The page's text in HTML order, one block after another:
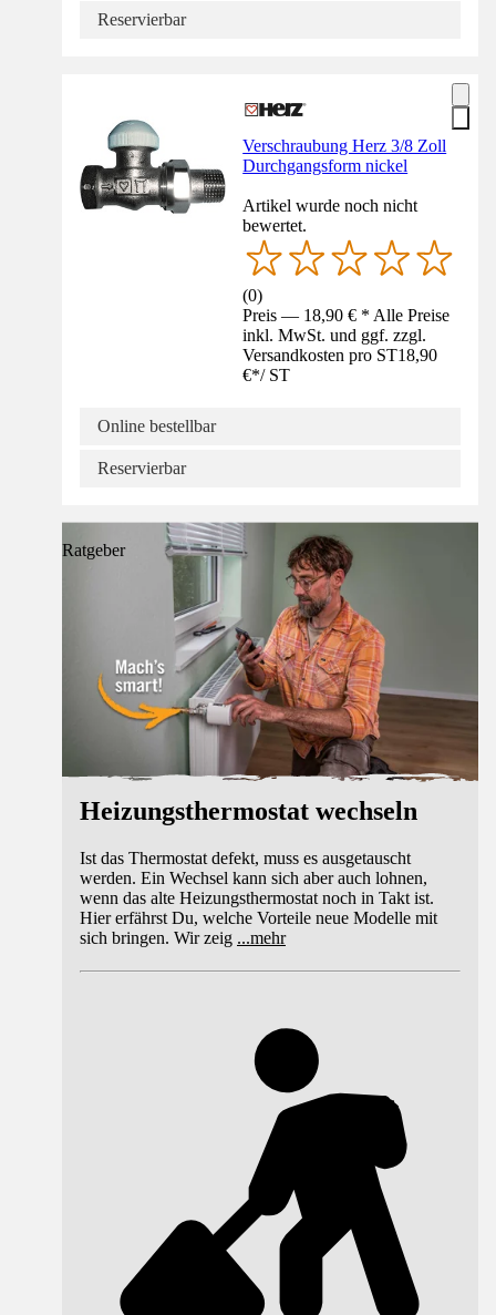
Reservierbar
Verschraubung Herz 3/8 Zoll
Durchgangsform nickel
Artikel wurde noch nicht
bewertet.
(0)
Preis — 18,90 € * Alle Preise
inkl. MwSt. und ggf. zzgl.
Versandkosten pro ST18,90
€*/ ST
Online bestellbar
Reservierbar
Ratgeber
Heizungsthermostat wechseln
Ist das Thermostat defekt, muss es ausgetauscht
werden. Ein Wechsel kann sich aber auch lohnen,
wenn das alte Heizungsthermostat noch in Takt ist.
Hier erfährst Du, welche Vorteile neue Modelle mit
sich bringen. Wir zeig ...mehr